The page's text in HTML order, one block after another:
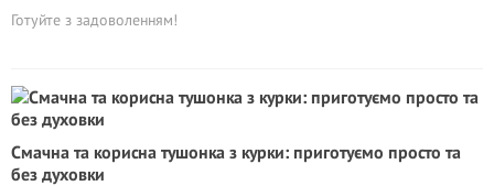
Готуйте з задоволенням!
Смачна та корисна тушонка з курки: приготуємо просто та
без духовки